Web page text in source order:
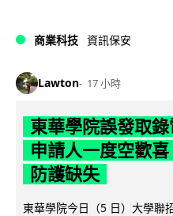
商業科技 資訊保安
Lawton 17 小時
東華學院誤發取
申請人一度空歡
防護缺失
東華學院今日（5 日）大學聯